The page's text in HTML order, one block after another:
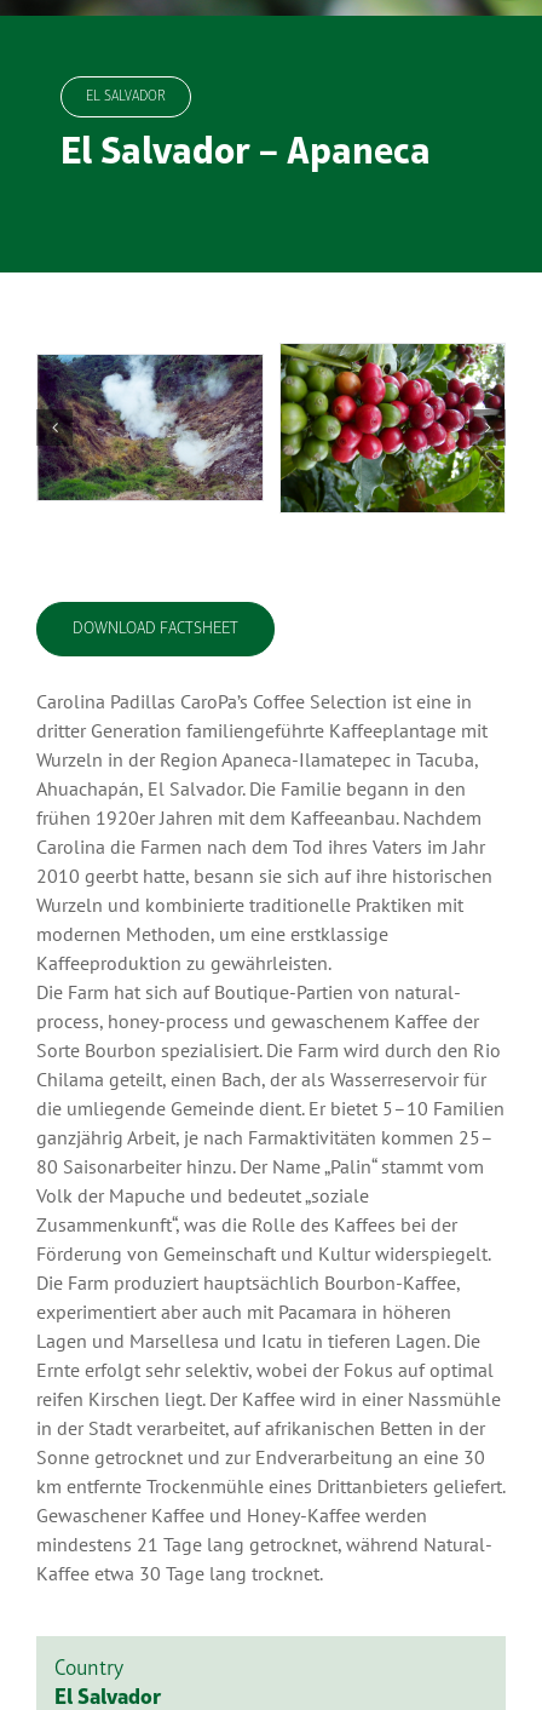
EL SALVADOR
El Salvador – Apaneca
DOWNLOAD FACTSHEET
Carolina Padillas CaroPa’s Coffee Selection ist eine in
dritter Generation familiengeführte Kaffeeplantage mit
Wurzeln in der Region Apaneca-Ilamatepec in Tacuba,
Ahuachapán, El Salvador. Die Familie begann in den
frühen 1920er Jahren mit dem Kaffeeanbau. Nachdem
Carolina die Farmen nach dem Tod ihres Vaters im Jahr
2010 geerbt hatte, besann sie sich auf ihre historischen
Wurzeln und kombinierte traditionelle Praktiken mit
modernen Methoden, um eine erstklassige
Kaffeeproduktion zu gewährleisten.
Die Farm hat sich auf Boutique-Partien von natural-
process, honey-process und gewaschenem Kaffee der
Sorte Bourbon spezialisiert. Die Farm wird durch den Rio
Chilama geteilt, einen Bach, der als Wasserreservoir für
die umliegende Gemeinde dient. Er bietet 5–10 Familien
ganzjährig Arbeit, je nach Farmaktivitäten kommen 25–
80 Saisonarbeiter hinzu. Der Name „Palin“ stammt vom
Volk der Mapuche und bedeutet „soziale
Zusammenkunft“, was die Rolle des Kaffees bei der
Förderung von Gemeinschaft und Kultur widerspiegelt.
Die Farm produziert hauptsächlich Bourbon-Kaffee,
experimentiert aber auch mit Pacamara in höheren
Lagen und Marsellesa und Icatu in tieferen Lagen. Die
Ernte erfolgt sehr selektiv, wobei der Fokus auf optimal
reifen Kirschen liegt. Der Kaffee wird in einer Nassmühle
in der Stadt verarbeitet, auf afrikanischen Betten in der
Sonne getrocknet und zur Endverarbeitung an eine 30
km entfernte Trockenmühle eines Drittanbieters geliefert.
Gewaschener Kaffee und Honey-Kaffee werden
mindestens 21 Tage lang getrocknet, während Natural-
Kaffee etwa 30 Tage lang trocknet.
Country
El Salvador